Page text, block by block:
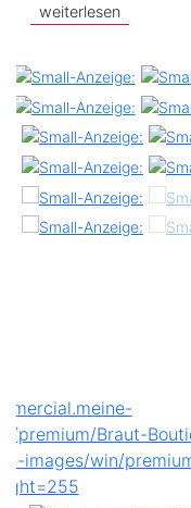
weiterlesen